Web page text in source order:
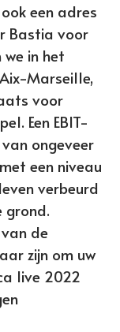
een adres
Bastia voor
in het
Marseille,
voor
Een EBIT-
ongeveer
een niveau
verbeurd
grond.
de
zijn om uw
live 2022